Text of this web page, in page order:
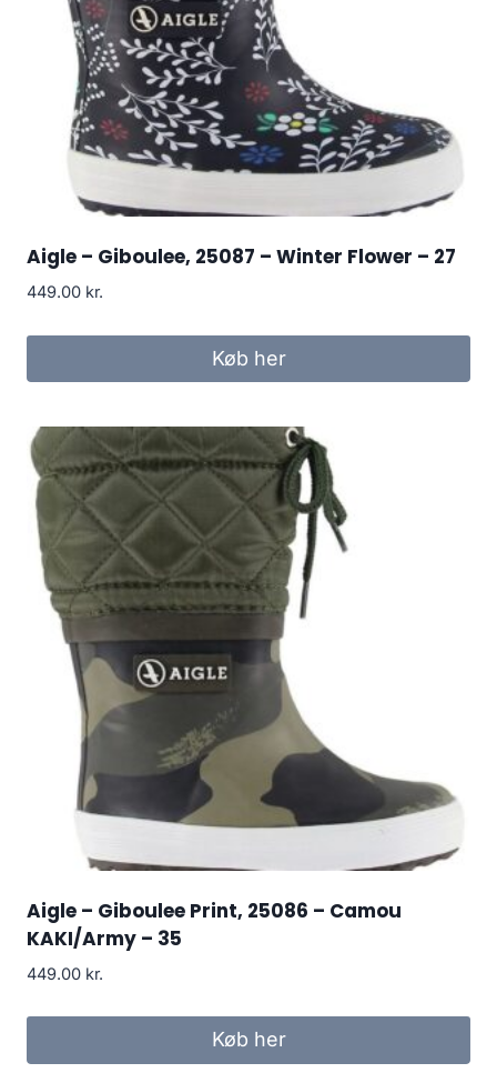
Aigle – Giboulee, 25087 – Winter Flower – 27
449.00 kr.
Køb her
Aigle – Giboulee Print, 25086 – Camou
KAKI/Army – 35
449.00 kr.
Køb her